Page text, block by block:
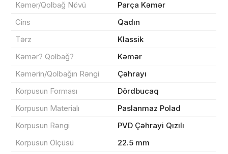
Kəmər/Qolbağ Növü
Parça Kəmər
Cins
Qadın
Tərz
Klassik
Kəmər? Qolbağ?
Kəmər
Kəmərin/Qolbağın Rəngi
Çəhrayı
Korpusun Forması
Dördbucaq
Korpusun Materialı
Paslanmaz Polad
Korpusun Rəngi
PVD Çəhrayi Qızılı
Korpusun Ölçüsü
22.5 mm
Sifarişin detalları
Endirim
Çatdırılma